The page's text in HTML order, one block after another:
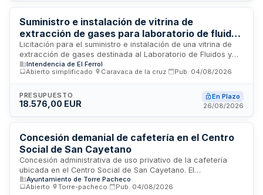
Suministro e instalación de vitrina de
extracción de gases para laboratorio de fluidos
y combustibles del Arsenal de Ferrol
Licitación para el suministro e instalación de una vitrina de
extracción de gases destinada al Laboratorio de Fluidos y
Combustibles del Arsenal de Ferrol. Las prestaciones
incluyen el equipo nuevo, su instalación, las adecuaciones
extracción de gases y las instalaciones interiores de enlace
de agua, gas y electricidad necesarias para garantizar el
Intendencia de El Ferrol
Abierto simplificado
Caravaca de la cruz Pub. 04/08/2026
PRESUPUESTO
18.576,00 EUR
En Plazo
26/08/2026
Concesión demanial de cafetería en el Centro
Social de San Cayetano
Concesión administrativa de uso privativo de la cafetería
ubicada en el Centro Social de San Cayetano. El
concesionario explotará un servicio de cafetería con
derecho exclusivo sobre una superficie total de 114,60
Ayuntamiento de Torre Pacheco
Abierto
Torre-pacheco Pub. 04/08/2026